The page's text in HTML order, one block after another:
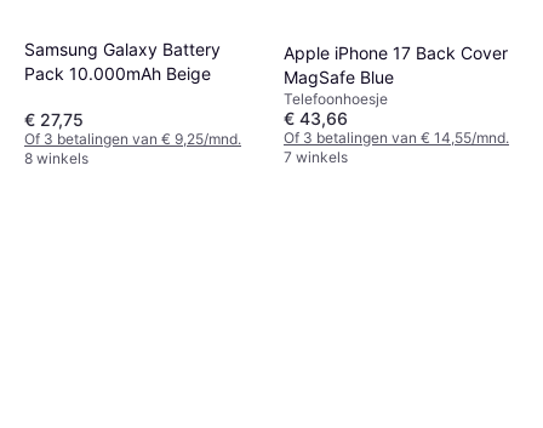
Samsung Galaxy Battery
Pack 10.000mAh Beige
€ 27,75
Of 3 betalingen van € 9,25/mnd.
8 winkels
Apple iPhone 17 Back Cover
MagSafe Blue
Telefoonhoesje
€ 43,66
Of 3 betalingen van € 14,55/mnd.
7 winkels